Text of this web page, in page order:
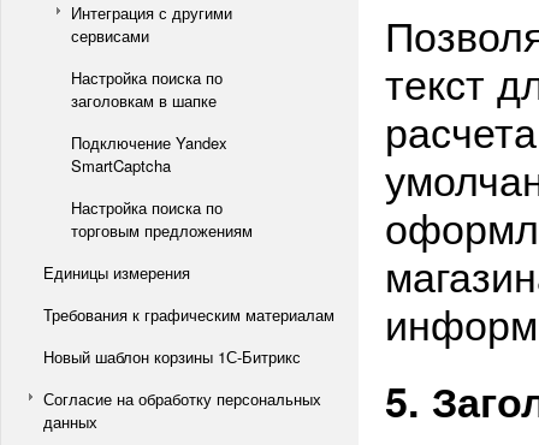
Интеграция с другими
сервисами
Настройка поиска по
заголовкам в шапке
Подключение Yandex
SmartCaptcha
Настройка поиска по
торговым предложениям
Единицы измерения
Требования к графическим материалам
Новый шаблон корзины 1С-Битрикс
Согласие на обработку персональных
данных
текст
5.